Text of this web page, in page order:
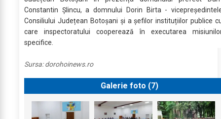
Constantin Șlincu, a domnului Dorin Birta -
Consiliului Județean Botoșani și a șefilor instituțiilor publice
care inspectoratului cooperează în executarea
specifice.
Sursa:dorohoinews.ro
Galerie foto (7)